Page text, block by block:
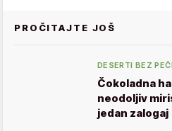
PROČITAJTE JOŠ
DESERTI BEZ
Čokoladna
neodoljiv
jedan zalogaj